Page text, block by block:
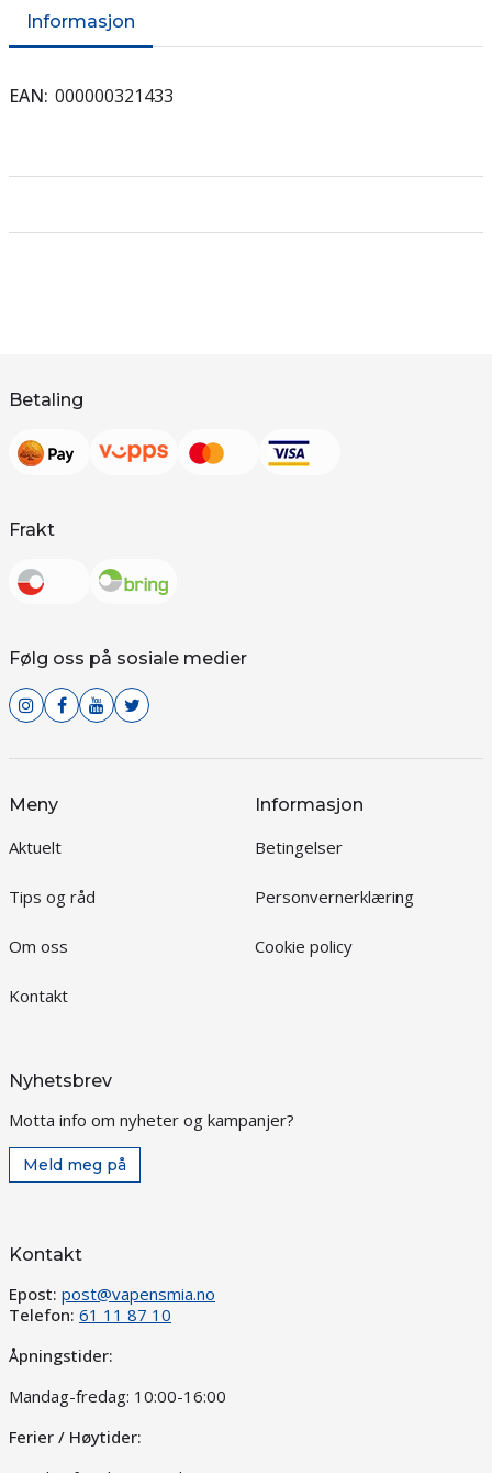
Informasjon
EAN 000000321433
Betaling
Frakt
Følg oss på sosiale medier
Meny
Aktuelt
Tips og råd
Om oss
Kontakt
Informasjon
Betingelser
Personvernerklæring
Cookie policy
Nyhetsbrev
Motta info om nyheter og kampanjer?
Meld meg på
Kontakt
Epost: post@vapensmia.no
Telefon: 61 11 87 10
Åpningstider:
Mandag-fredag: 10:00-16:00
Ferier / Høytider: